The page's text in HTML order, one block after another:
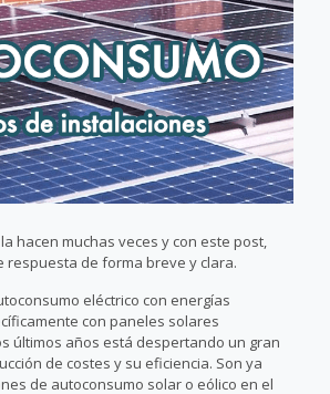
hacen muchas veces y con este post,
respuesta de forma breve y clara.
eléctrico con energías
con paneles solares
últimos años está despertando un gran
de costes y su eficiencia. Son ya
de autoconsumo solar o eólico en el